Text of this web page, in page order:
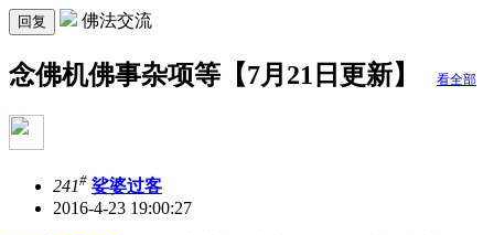
回复 佛法交流
念佛机佛事杂项等【7月21日更新】 看全部
241# 娑婆过客
2016-4-23 19:00:27